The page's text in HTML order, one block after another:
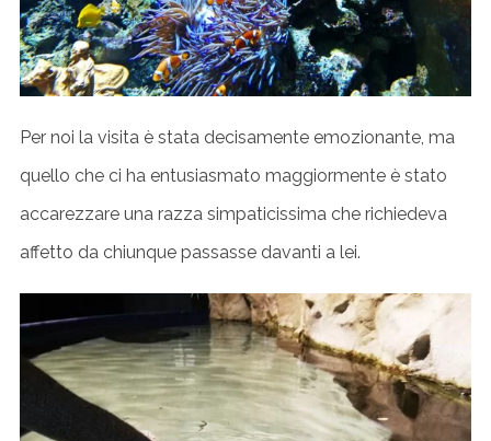
Per noi la visita è stata decisamente emozionante, ma
quello che ci ha entusiasmato maggiormente è stato
accarezzare una razza simpaticissima che richiedeva
affetto da chiunque passasse davanti a lei.